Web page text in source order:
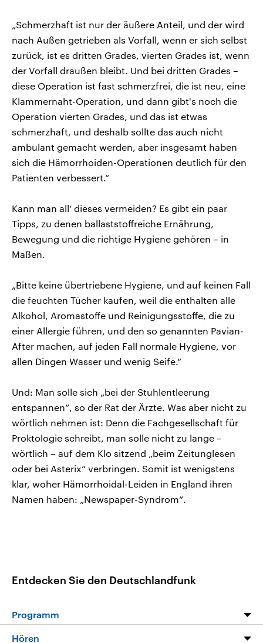
„Schmerzhaft ist nur der äußere Anteil, und der wird
nach Außen getrieben als Vorfall, wenn er sich selbst
zurück, ist es dritten Grades, vierten Grades ist, wenn
der Vorfall draußen bleibt. Und bei dritten Grades –
diese Operation ist fast schmerzfrei, die ist neu, eine
Klammernaht-Operation, und dann gibt's noch die
Operation vierten Grades, und das ist etwas
schmerzhaft, und deshalb sollte das auch nicht
ambulant gemacht werden, aber insgesamt haben
sich die Hämorrhoiden-Operationen deutlich für den
Patienten verbessert.“
Kann man all‘ dieses vermeiden? Es gibt ein paar
Tipps, zu denen ballaststoffreiche Ernährung,
Bewegung und die richtige Hygiene gehören – in
Maßen.
„Bitte keine übertriebene Hygiene, und auf keinen Fall
die feuchten Tücher kaufen, weil die enthalten alle
Alkohol, Aromastoffe und Reinigungsstoffe, die zu
einer Allergie führen, und den so genannten Pavian-
After machen, auf jeden Fall normale Hygiene, vor
allen Dingen Wasser und wenig Seife.“
Und: Man solle sich „bei der Stuhlentleerung
entspannen“, so der Rat der Ärzte. Was aber nicht zu
wörtlich nehmen ist: Denn die Fachgesellschaft für
Proktologie schreibt, man solle nicht zu lange –
wörtlich – auf dem Klo sitzend „beim Zeitunglesen
oder bei Asterix“ verbringen. Somit ist wenigstens
klar, woher Hämorrhoidal-Leiden in England ihren
Namen haben: „Newspaper-Syndrom“.
Entdecken Sie den Deutschlandfunk
Programm
Hören